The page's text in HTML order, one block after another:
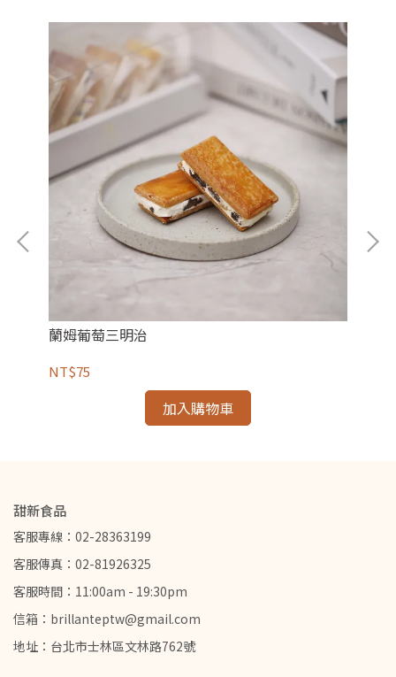
蘭姆葡萄三明治
NT$75
加入購物車
甜新食品
客服專線：02-28363199
客服傳真：02-81926325
客服時間：11:00am - 19:30pm
信箱：brillanteptw@gmail.com
地址：台北市士林區文林路762號